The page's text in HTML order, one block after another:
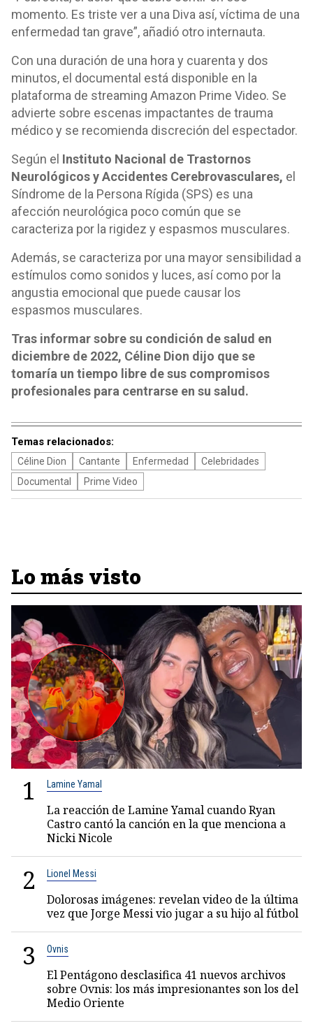
momento. Es triste ver a una Diva así, víctima de una
enfermedad tan grave”, añadió otro internauta.
Con una duración de una hora y cuarenta y dos
minutos, el documental está disponible en la
plataforma de streaming Amazon Prime Video. Se
advierte sobre escenas impactantes de trauma
médico y se recomienda discreción del espectador.
Según el Instituto Nacional de Trastornos
Neurológicos y Accidentes Cerebrovasculares, el
Síndrome de la Persona Rígida (SPS) es una
afección neurológica poco común que se
caracteriza por la rigidez y espasmos musculares.
Además, se caracteriza por una mayor sensibilidad a
estímulos como sonidos y luces, así como por la
angustia emocional que puede causar los
espasmos musculares.
Tras informar sobre su condición de salud en
diciembre de 2022, Céline Dion dijo que se
tomaría un tiempo libre de sus compromisos
profesionales para centrarse en su salud.
Temas relacionados:
Céline Dion Cantante Enfermedad
Celebridades
Documental
Prime Video
Lo más visto
1 Lamine Yamal
La reacción de Lamine Yamal cuando Ryan
Castro cantó la canción en la que menciona a
Nicki Nicole
2 Lionel Messi
Dolorosas imágenes: revelan video de la última
vez que Jorge Messi vio jugar a su hijo al fútbol
3 Ovnis
El Pentágono desclasifica 41 nuevos archivos
sobre Ovnis: los más impresionantes son los del
Medio Oriente